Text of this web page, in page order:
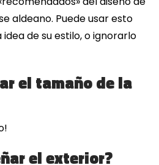
aldeano. Puede usar esto
de su estilo, o ignorarlo
el tamaño de la
el exterior?